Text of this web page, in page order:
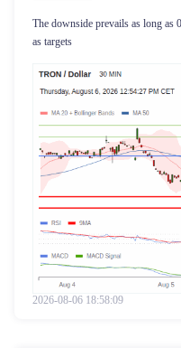
The downside prevails as long as
as targets
2026-08-06 18:58:09